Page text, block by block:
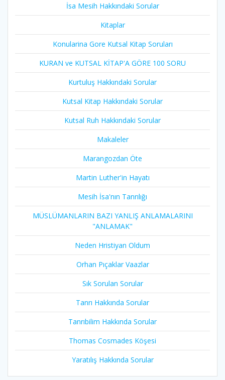
İsa Mesih Hakkındaki Sorular
Kitaplar
Konularina Gore Kutsal Kitap Soruları
KURAN ve KUTSAL KİTAP'A GÖRE 100 SORU
Kurtuluş Hakkındaki Sorular
Kutsal Kitap Hakkındaki Sorular
Kutsal Ruh Hakkındaki Sorular
Makaleler
Marangozdan Öte
Martin Luther'in Hayatı​
Mesih İsa'nın Tanrılığı​
MÜSLÜMANLARIN BAZI YANLIŞ ANLAMALARINI
"ANLAMAK"
Neden Hristiyan Oldum​
Orhan Pıçaklar Vaazlar
Sık Sorulan Sorular
Tanrı Hakkında Sorular
Tanrıbilim Hakkında Sorular
Thomas Cosmades Köşesi
Yaratılış Hakkında Sorular